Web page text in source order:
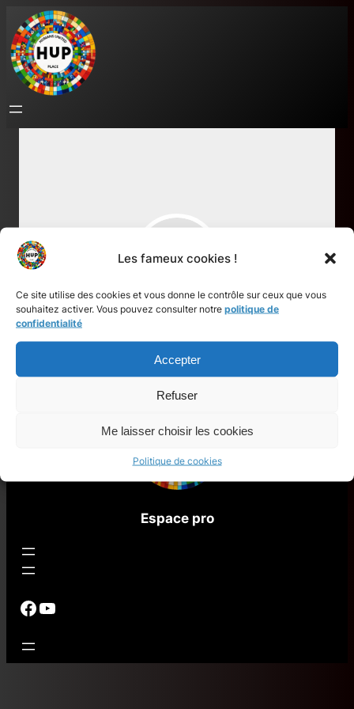
Les fameux cookies !
Ce site utilise des cookies et vous donne le contrôle sur ceux que vous
souhaitez activer. Vous pouvez consulter notre politique de
confidentialité
Accepter
Refuser
Me laisser choisir les cookies
Politique de cookies
Aller
au
contenu
Laetitia Martos
Espace pro
Groupe Facebook – Communauté HuP Chaîne Youtube HuP